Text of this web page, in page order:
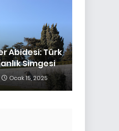
Abidesi: Türk
Simgesi
Ocak 15, 2025